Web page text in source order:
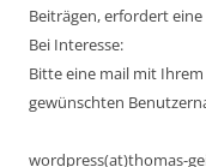
Beiträgen, erfordert
Bei Interesse:
Bitte eine mail mit
gewünschten
wordpress(at)thomas-